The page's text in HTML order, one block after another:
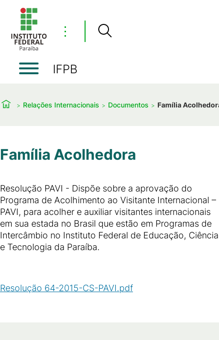
⋮
IFPB
Relações Internacionais Documentos Família
Família Acolhedora
Resolução PAVI - Dispõe sobre a aprovação do
Programa de Acolhimento ao Visitante Internacional –
PAVI, para acolher e auxiliar visitantes internacionais
em sua estada no Brasil que estão em Programas de
Intercâmbio no Instituto Federal de Educação, Ciência
e Tecnologia da Paraíba.
Resolução 64-2015-CS-PAVI.pdf